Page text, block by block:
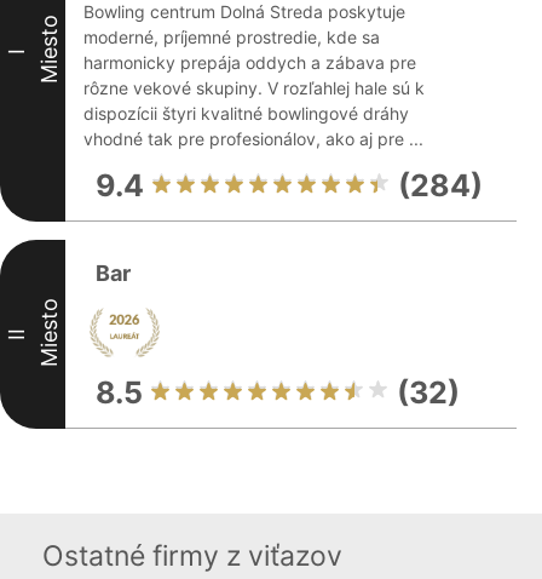
I Miesto
Bowling centrum Dolná Streda poskytuje
moderné, príjemné prostredie, kde sa
harmonicky prepája oddych a zábava pre
rôzne vekové skupiny. V rozľahlej hale sú k
dispozícii štyri kvalitné bowlingové dráhy
vhodné tak pre profesionálov, ako aj pre ...
9.4 (284)
II Miesto
Bar
8.5 (32)
Ostatné firmy z viťazov